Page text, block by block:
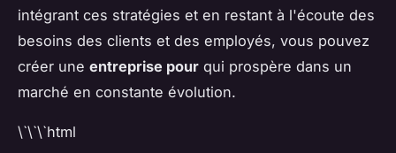
intégrant ces stratégies et en restant à l'écoute des
besoins des clients et des employés, vous pouvez
créer une entreprise pour qui prospère dans un
marché en constante évolution.
\`\`\`html